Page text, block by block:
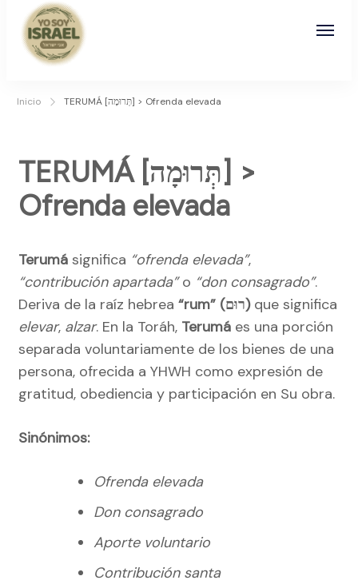
"La suma de tu palabra, es verdad"
Inicio TERUMÁ [תְּרוּמָה] > Ofrenda elevada
TERUMÁ [תְּרוּמָה] >
Ofrenda elevada
Terumá significa “ofrenda elevada”,
“contribución apartada”o “don consagrado”.
Deriva de la raíz hebrea
“rum” (רוּם)que significa
elevar, alzar. En la Toráh, Terumá es una porción
separada voluntariamente de los bienes de una
persona, ofrecida a YHWH como expresión de
gratitud, obediencia y participación en Su obra.
Sinónimos:
Ofrenda elevada
Don consagrado
Aporte voluntario
Contribución santa